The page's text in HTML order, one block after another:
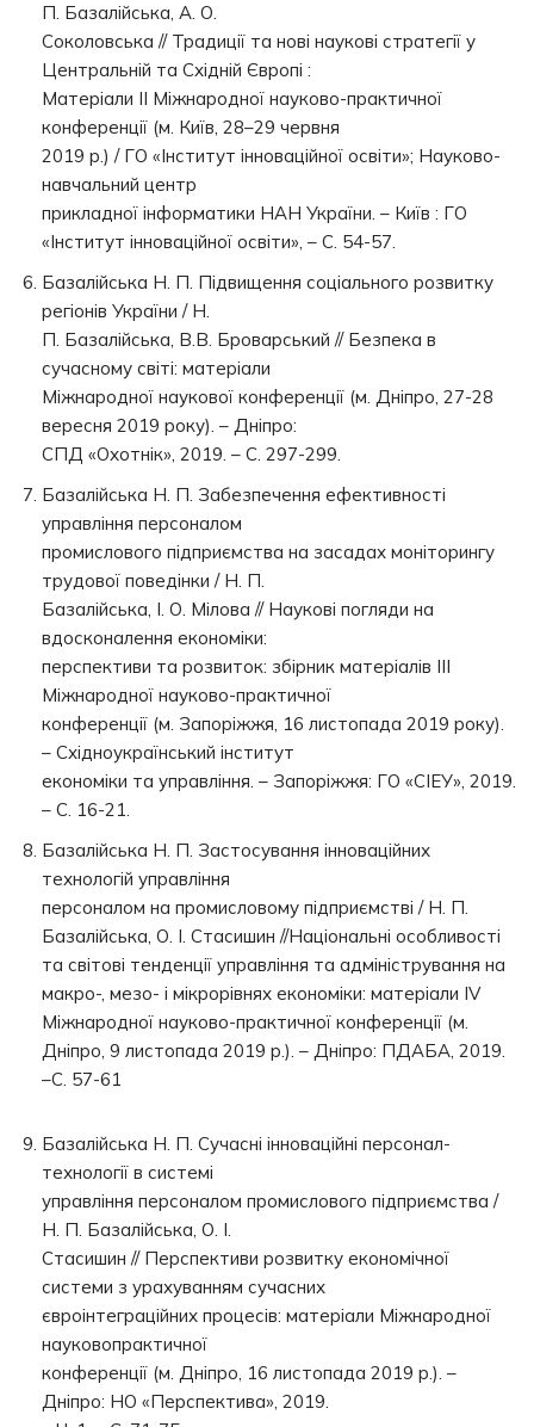
П. Базалійська, А. О.
Соколовська // Традиції та нові наукові стратегії у
Центральній та Східній Європі :
Матеріали ІІ Міжнародної науково-практичної
конференції (м. Київ, 28–29 червня
2019 р.) / ГО «Інститут інноваційної освіти»; Науково-
навчальний центр
прикладної інформатики НАН України. – Київ : ГО
«Інститут інноваційної освіти», – С. 54-57.
Базалійська Н. П. Підвищення соціального розвитку
регіонів України / Н.
П. Базалійська, В.В. Броварський // Безпека в
сучасному світі: матеріали
Міжнародної наукової конференції (м. Дніпро, 27-28
вересня 2019 року). – Дніпро:
СПД «Охотнік», 2019. – С. 297-299.
Базалійська Н. П. Забезпечення ефективності
управління персоналом
промислового підприємства на засадах моніторингу
трудової поведінки / Н. П.
Базалійська, І. О. Мілова // Наукові погляди на
вдосконалення економіки:
перспективи та розвиток: збірник матеріалів IIІ
Міжнародної науково-практичної
конференції (м. Запоріжжя, 16 листопада 2019 року).
– Східноукраїнський інститут
економіки та управління. – Запоріжжя: ГО «СІЕУ», 2019.
– С. 16-21.
Базалійська Н. П. Застосування інноваційних
технологій управління
персоналом на промисловому підприємстві / Н. П.
Базалійська, О. І. Стасишин //Національні особливості
та світові тенденції управління та адміністрування на
макро-, мезо- і мікрорівнях економіки: матеріали IV
Міжнародної науково-практичної конференції (м.
Дніпро, 9 листопада 2019 р.). – Дніпро: ПДАБА, 2019.
–C. 57-61
Базалійська Н. П. Сучасні інноваційні персонал-
технології в системі
управління персоналом промислового підприємства /
Н. П. Базалійська, О. І.
Стасишин // Перспективи розвитку економічної
системи з урахуванням сучасних
євроінтеграційних процесів: матеріали Міжнародної
науковопрактичної
конференції (м. Дніпро, 16 листопада 2019 р.). –
Дніпро: НО «Перспектива», 2019.